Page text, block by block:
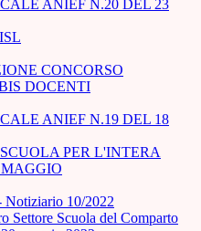
ANIEF N.20 DEL 23
CONCORSO
DOCENTI
ANIEF N.19 DEL 18
PER L'INTERA
10/2022
Settore Scuola del Comparto